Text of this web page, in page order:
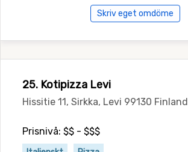
Skriv eget omdöme
25. Kotipizza Levi
Hissitie 11, Sirkka, Levi 99130 Finland
Prisnivå: $$ - $$$